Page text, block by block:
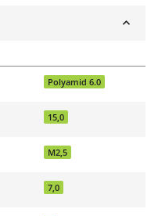
Polyamid 6.0
15,0
M2,5
7,0